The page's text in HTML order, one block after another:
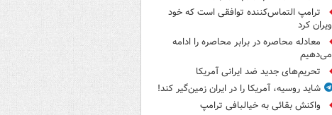
ترامپ التماس‌کننده توافقی است که خود
ویران کرد
معادله محاصره در برابر محاصره را ادامه
می‌دهیم
تحریم‌های جدید ضد ایرانی آمریکا
شاید روسیه، آمریکا را در ایران زمین‌گیر کند!
واکنش بقائی به خیالبافی ترامپ